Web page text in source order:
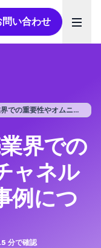
問い合わせ
OMOとは？小売業界での重要性やオムニチ...
界での
ャネル
例につ
分で確認